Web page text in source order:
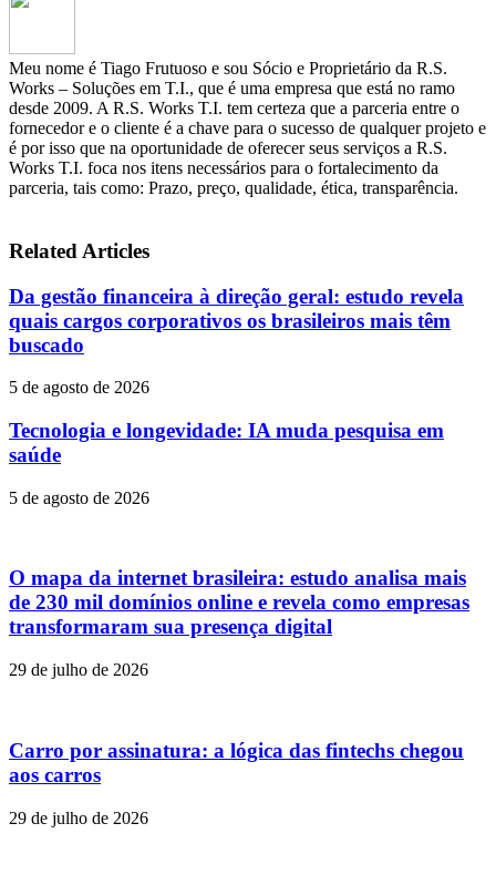
Meu nome é Tiago Frutuoso e sou Sócio e Proprietário da R.S.
Works – Soluções em T.I., que é uma empresa que está no ramo
desde 2009. A R.S. Works T.I. tem certeza que a parceria entre o
fornecedor e o cliente é a chave para o sucesso de qualquer projeto e
é por isso que na oportunidade de oferecer seus serviços a R.S.
Works T.I. foca nos itens necessários para o fortalecimento da
parceria, tais como: Prazo, preço, qualidade, ética, transparência.
Related Articles
Da gestão financeira à direção geral: estudo revela
quais cargos corporativos os brasileiros mais têm
buscado
5 de agosto de 2026
Tecnologia e longevidade: IA muda pesquisa em
saúde
5 de agosto de 2026
O mapa da internet brasileira: estudo analisa mais
de 230 mil domínios online e revela como empresas
transformaram sua presença digital
29 de julho de 2026
Carro por assinatura: a lógica das fintechs chegou
aos carros
29 de julho de 2026